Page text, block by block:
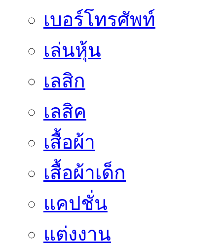
เบอร์โทรศัพท์
เล่นหุ้น
เลสิก
เลสิค
เสื้อผ้า
เสื้อผ้าเด็ก
แคปชั่น
แต่งงาน